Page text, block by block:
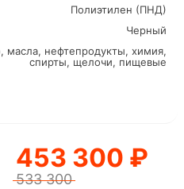
Полиэтилен (ПНД)
Черный
масла, нефтепродукты, химия,
спирты, щелочи, пищевые
453 300 ₽
533 300